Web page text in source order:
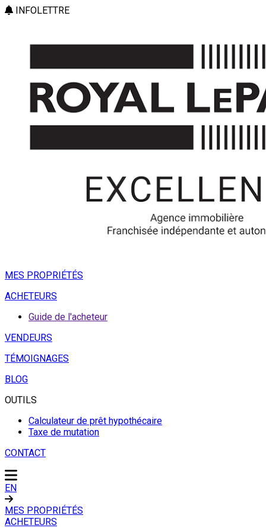
INFOLETTRE
MES PROPRIÉTÉS
ACHETEURS
Guide de l'acheteur
VENDEURS
TÉMOIGNAGES
BLOG
OUTILS
Calculateur de prêt hypothécaire
Taxe de mutation
CONTACT
EN
MES PROPRIÉTÉS
ACHETEURS